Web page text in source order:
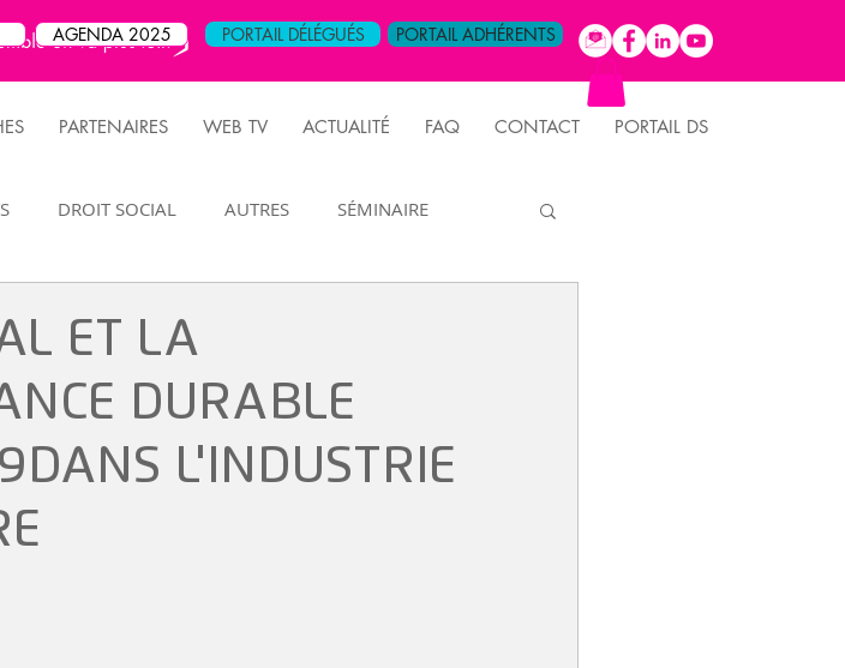
AGENDA 2025 PORTAIL DÉLÉGUÉS PORTAIL ADHÉRENTS
PARTENAIRES WEB TV ACTUALITÉ FAQ CONTACT PORTAIL DS
DROIT SOCIAL AUTRES SÉMINAIRE
ET LA
DURABLE
L'INDUSTRIE